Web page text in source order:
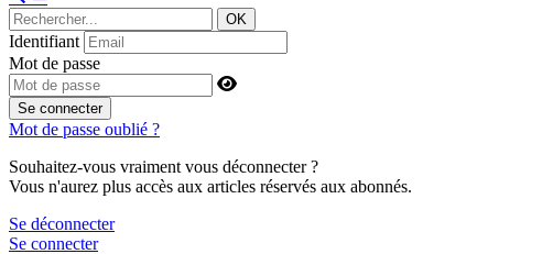
OK
Identifiant
Mot de passe
Se connecter
Mot de passe oublié ?
Souhaitez-vous vraiment vous déconnecter ?
Vous n'aurez plus accès aux articles réservés aux abonnés.
Se déconnecter
Se connecter